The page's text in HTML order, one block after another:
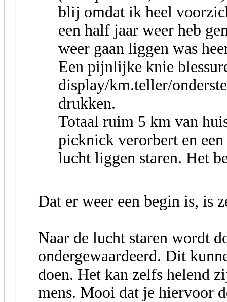
blij omdat ik heel
een half jaar weer heb
weer gaan liggen was
Een pijnlijke knie
display/km.teller/
drukken.
Totaal ruim 5 km van
picknick verorbert en
lucht liggen staren. Het
Dat er weer een begin is, is
Naar de lucht staren wordt
ondergewaardeerd. Dit
doen. Het kan zelfs helend
mens. Mooi dat je hiervoor